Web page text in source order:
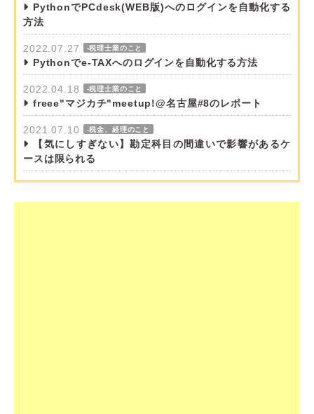
PythonでPCdesk(WEB版)へのログインを自動化する
方法
2022.07.27 -税理士業のこと
Pythonでe-TAXへのログインを自動化する方法
2022.04.18 -税理士業のこと
freee"マジカチ"meetup!@名古屋#8のレポート
2021.07.10 -税金、経理のこと
【気にしすぎない】勘定科目の間違いで影響があるケ
ースは限られる